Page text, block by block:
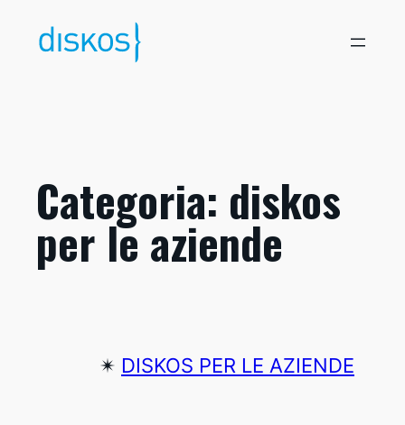
contenuto
Categoria: diskos
per le aziende
✴︎ DISKOS PER LE AZIENDE